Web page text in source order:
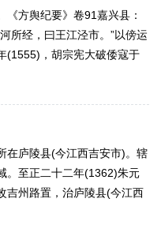
《方舆纪要》卷91嘉兴县：
所经，曰王江泾市。”以傍运
(1555)，胡宗宪大破倭寇于
在庐陵县(今江西吉安市)。辖
。至正二十二年(1362)朱元
吉州路置，治庐陵县(今江西